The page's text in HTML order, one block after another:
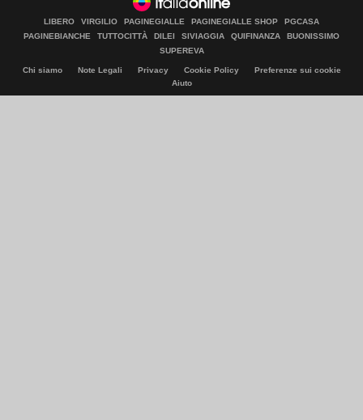
LIBERO VIRGILIO PAGINEGIALLE PAGINEGIALLE SHOP
PGCASA
PAGINEBIANCHE
TUTTOCITTÀ DILEI SIVIAGGIA QUIFINANZA
BUONISSIMO
SUPEREVA
Chi siamo Note Legali Privacy Cookie Policy
Preferenze sui cookie
Aiuto